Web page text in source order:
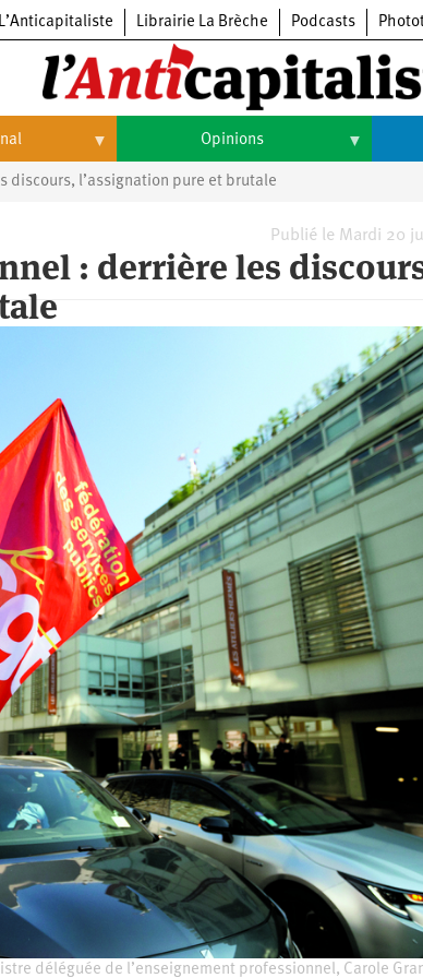
L’Anticapitaliste Librairie La Brèche Podcasts
Opinions
Opinions
Arts
discours, l’assignation pure et brutale
Publié le Mardi 20
: derrière les
déléguée de l’enseignement professionnel, Carole